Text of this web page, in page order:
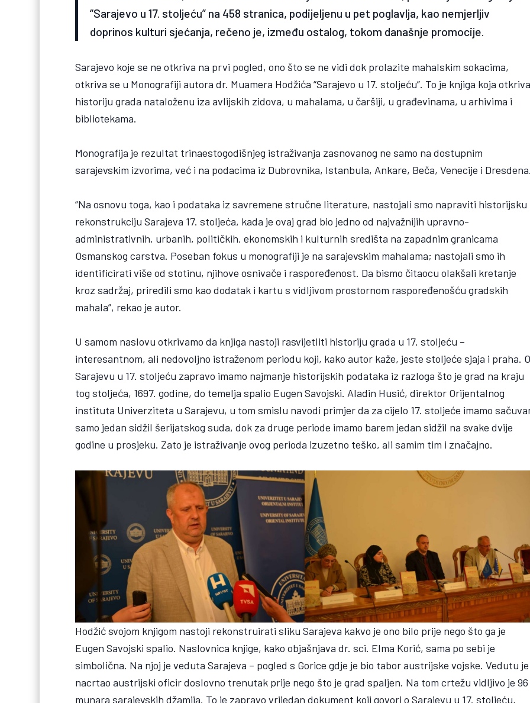
“Sarajevo u 17. stoljeću” na 458 stranica, podijeljenu u pet poglavlja, kao nemjerljiv
doprinos kulturi sjećanja, rečeno je, između ostalog, tokom današnje promocije.
Sarajevo koje se ne otkriva na prvi pogled, ono što se ne vidi dok prolazite mahalskim sokacima,
otkriva se u Monografiji autora dr. Muamera Hodžića “Sarajevo u 17. stoljeću”. To je knjiga koja
historiju grada nataloženu iza avlijskih zidova, u mahalama, u čaršiji, u građevinama, u arhivima i
bibliotekama.
Monografija je rezultat trinaestogodišnjeg istraživanja zasnovanog ne samo na dostupnim
sarajevskim izvorima, već i na podacima iz Dubrovnika, Istanbula, Ankare, Beča, Venecije i
“Na osnovu toga, kao i podataka iz savremene stručne literature, nastojali smo napraviti historijsku
rekonstrukciju Sarajeva 17. stoljeća, kada je ovaj grad bio jedno od najvažnijih upravno-
administrativnih, urbanih, političkih, ekonomskih i kulturnih središta na zapadnim granicama
Osmanskog carstva. Poseban fokus u monografiji je na sarajevskim mahalama; nastojali smo ih
identificirati više od stotinu, njihove osnivače i raspoređenost. Da bismo čitaocu olakšali kretanje
kroz sadržaj, priredili smo kao dodatak i kartu s vidljivom prostornom raspoređenošću gradskih
mahala”, rekao je autor.
U samom naslovu otkrivamo da knjiga nastoji rasvijetliti historiju grada u 17. stoljeću –
interesantnom, ali nedovoljno istraženom periodu koji, kako autor kaže, jeste stoljeće sjaja i praha.
Sarajevu u 17. stoljeću zapravo imamo najmanje historijskih podataka iz razloga što je grad na kraju
tog stoljeća, 1697. godine, do temelja spalio Eugen Savojski. Aladin Husić, direktor Orijentalnog
instituta Univerziteta u Sarajevu, u tom smislu navodi primjer da za cijelo 17. stoljeće imamo
samo jedan sidžil šerijatskog suda, dok za druge periode imamo barem jedan sidžil na svake dvije
godine u prosjeku. Zato je istraživanje ovog perioda izuzetno teško, ali samim tim i značajno.
Hodžić svojom knjigom nastoji rekonstruirati sliku Sarajeva kakvo je ono bilo prije nego što ga je
Eugen Savojski spalio. Naslovnica knjige, kako objašnjava dr. sci. Elma Korić, sama po sebi je
simbolična. Na njoj je veduta Sarajeva – pogled s Gorice gdje je bio tabor austrijske vojske. Vedutu je
nacrtao austrijski oficir doslovno trenutak prije nego što je grad spaljen. Na tom crtežu vidljivo je 96
munara sarajevskih džamija. To je zapravo vrijedan dokument koji govori o Sarajevu u 17. stoljeću,